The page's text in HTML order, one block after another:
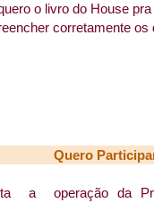
o livro do House
corretamente os
Quero
a operação da